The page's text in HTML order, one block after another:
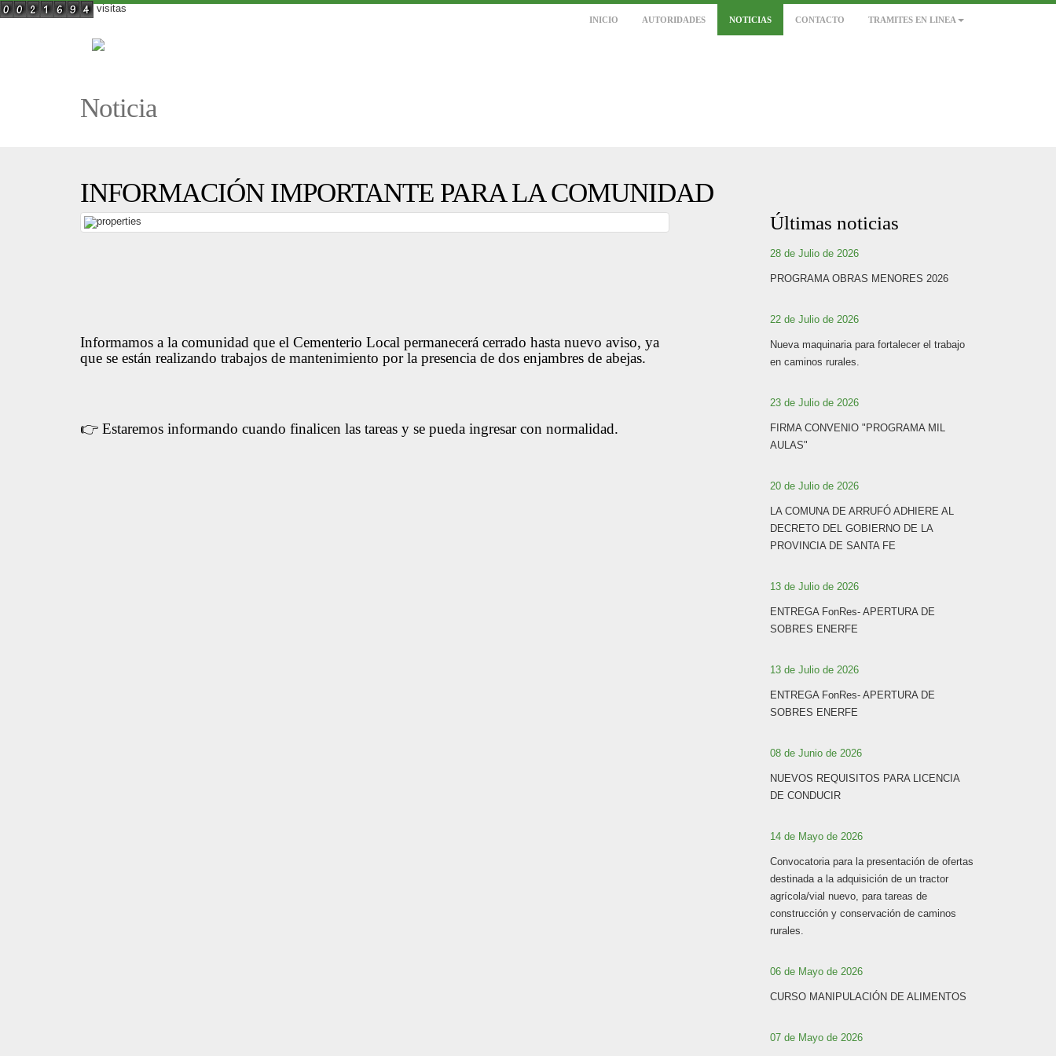
visitas
INICIO AUTORIDADES NOTICIAS CONTACTO TRAMITES EN LINEA
Noticia
INFORMACIÓN IMPORTANTE PARA LA COMUNIDAD
Informamos a la comunidad que el Cementerio Local permanecerá cerrado hasta nuevo aviso, ya
que se están realizando trabajos de mantenimiento por la presencia de dos enjambres de abejas.
👉 Estaremos informando cuando finalicen las tareas y se pueda ingresar con normalidad.
Últimas noticias
28 de Julio de 2026
PROGRAMA OBRAS MENORES 2026
22 de Julio de 2026
Nueva maquinaria para fortalecer el trabajo
en caminos rurales.
23 de Julio de 2026
FIRMA CONVENIO "PROGRAMA MIL
AULAS"
20 de Julio de 2026
LA COMUNA DE ARRUFÓ ADHIERE AL
DECRETO DEL GOBIERNO DE LA
PROVINCIA DE SANTA FE
13 de Julio de 2026
ENTREGA FonRes- APERTURA DE
SOBRES ENERFE
13 de Julio de 2026
ENTREGA FonRes- APERTURA DE
SOBRES ENERFE
08 de Junio de 2026
NUEVOS REQUISITOS PARA LICENCIA
DE CONDUCIR
14 de Mayo de 2026
Convocatoria para la presentación de ofertas
destinada a la adquisición de un tractor
agrícola/vial nuevo, para tareas de
construcción y conservación de caminos
rurales.
06 de Mayo de 2026
CURSO MANIPULACIÓN DE ALIMENTOS
07 de Mayo de 2026